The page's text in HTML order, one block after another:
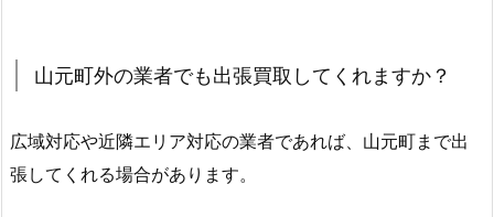
山元町外の業者でも出張買取してくれますか？
広域対応や近隣エリア対応の業者であれば、山元町まで出
張してくれる場合があります。